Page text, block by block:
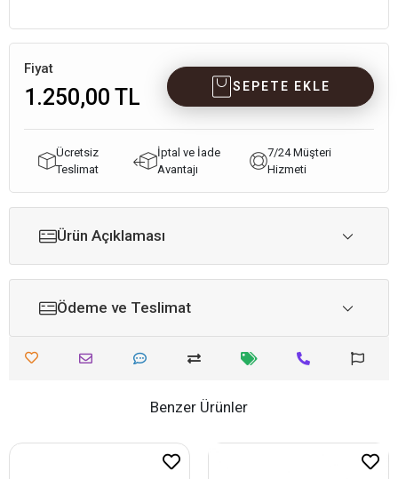
Fiyat
1.250,00 TL SEPETE EKLE
Ücretsiz
Teslimat
İptal ve İade
Avantajı
7/24 Müşteri
Hizmeti
Ürün Açıklaması
Ödeme ve Teslimat
Benzer Ürünler